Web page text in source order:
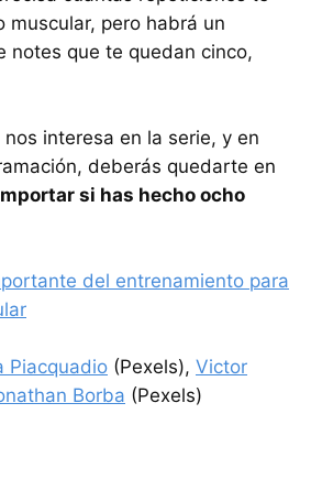
muscular, pero habrá un
notes que te quedan cinco,
interesa en la serie, y en
deberás quedarte en
si has hecho ocho
del entrenamiento para
Piacquadio (Pexels), Victor
Borba (Pexels)